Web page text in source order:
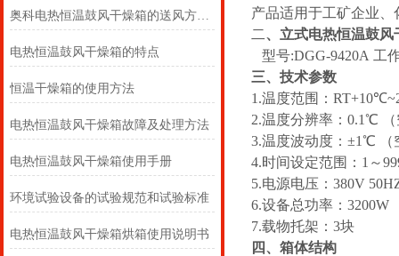
奥科电热恒温鼓风干燥箱的送风方式？
电热恒温鼓风干燥箱的特点
恒温干燥箱的使用方法
电热恒温鼓风干燥箱故障及处理方法
电热恒温鼓风干燥箱使用手册
环境试验设备的试验规范和试验标准
电热恒温鼓风干燥箱烘箱使用说明书
产品适用于工矿企业
二、立式电热恒温鼓风
型号:DGG-9420A 工
三、技术参数
1.温度范围：
2.温度分辨率：0.1℃
3.温度波动度：±1℃ （
4.时间设定范围：1～
5.电源电压：380V
6.设备总功率：3200W
7.载物托架：3块
四、箱体结构